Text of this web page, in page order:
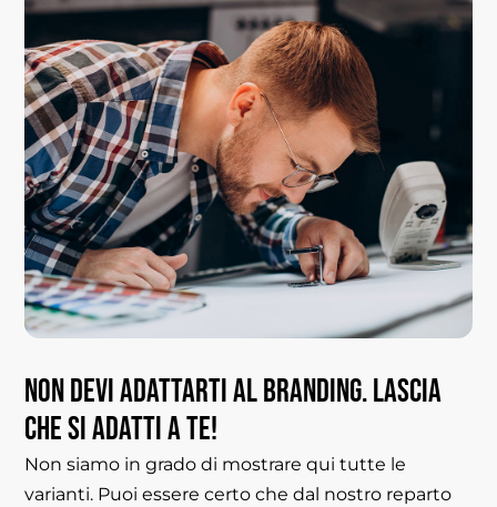
Nondeviadattartialbranding.Lascia
chesiadattiate!
Non siamo in grado di mostrare qui tutte le
varianti. Puoi essere certo che dal nostro reparto